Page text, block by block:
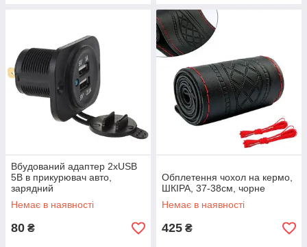
Вбудований адаптер 2xUSB
5В в прикурювач авто,
зарядний
Немає в наявності
80 ₴
Обплетення чохол на кермо,
ШКІРА, 37-38см, чорне
Немає в наявності
425 ₴